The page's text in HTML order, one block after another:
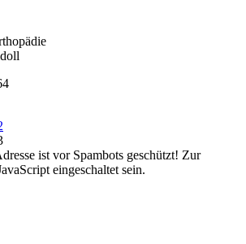
ist vor Spambots geschützt! Zur
eingeschaltet sein.